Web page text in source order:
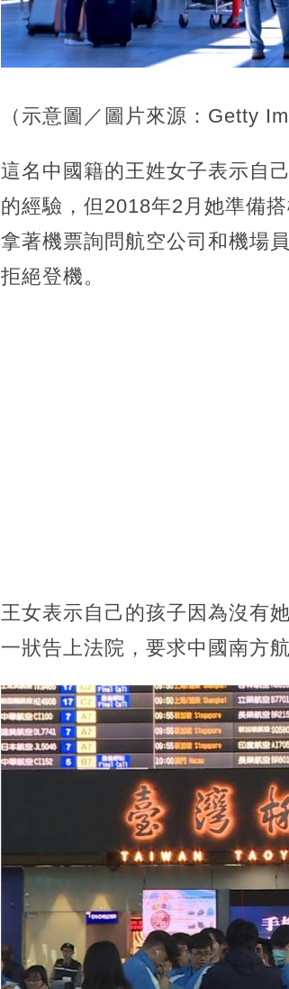
（示意圖／圖片來源：Getty
這名中國籍的王姓女子表示自
的經驗，但2018年2月她準備
拿著機票詢問航空公司和機場
拒絕登機。
王女表示自己的孩子因為沒有
一狀告上法院，要求中國南方